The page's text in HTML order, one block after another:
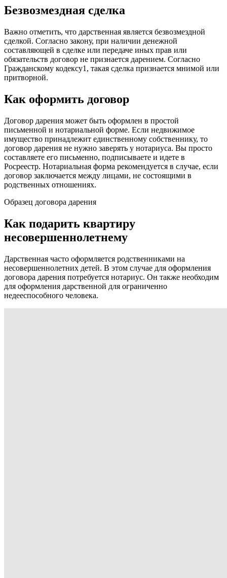
Безвозмездная сделка
Важно отметить, что дарственная является безвозмездной
сделкой. Согласно закону, при наличии денежной
составляющей в сделке или передаче иных прав или
обязательств договор не признается дарением. Согласно
Гражданскому кодексу1, такая сделка признается мнимой или
притворной.
Как оформить договор
Договор дарения может быть оформлен в простой
письменной и нотариальной форме. Если недвижимое
имущество принадлежит единственному собственнику, то
договор дарения не нужно заверять у нотариуса. Вы просто
составляете его письменно, подписываете и идете в
Росреестр. Нотариальная форма рекомендуется в случае, если
договор заключается между лицами, не состоящими в
родственных отношениях.
Образец договора дарения
Как подарить квартиру
несовершеннолетнему
Дарственная часто оформляется родственниками на
несовершеннолетних детей. В этом случае для оформления
договора дарения потребуется нотариус. Он также необходим
для оформления дарственной для ограниченно
недееспособного человека.